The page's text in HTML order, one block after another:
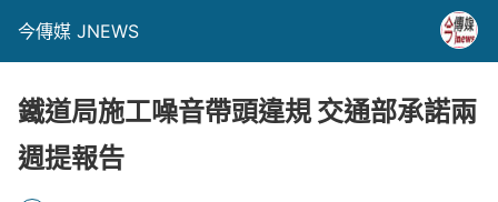
今傳媒 JNEWS
鐵道局施工噪音帶頭違規 交通部承諾兩
週提報告